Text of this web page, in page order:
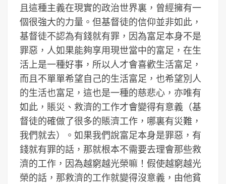
且這種主義在現實的政治世界裏，曾經擁有一
個很強大的力量。但基督徒的信仰並非如此，
基督徒不認為有錢就有罪，因為富足本身不是
罪惡，人如果能夠享用現世當中的富足，在生
活上是一種好事，所以人才會喜歡生活富足，
而且不單單希望自己的生活富足，也希望別人
的生活也富足，這也是一種的慈悲心，亦唯有
如此，賬災、救濟的工作才會變得有意義（基
督徒的確做了很多的賬濟工作，哪裏有災難，
我們就去）。如果我們說富足本身是罪惡，有
錢就有罪的話，那就根本不需要去理會那些救
濟的工作，因為越窮越光榮嘛！假使越窮越光
榮的話，那救濟的工作就變得沒意義，由他貧